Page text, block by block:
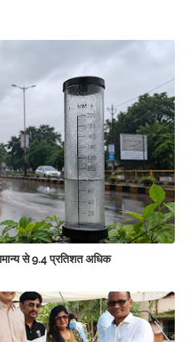
से 9.4 प्रतिशत अधिक